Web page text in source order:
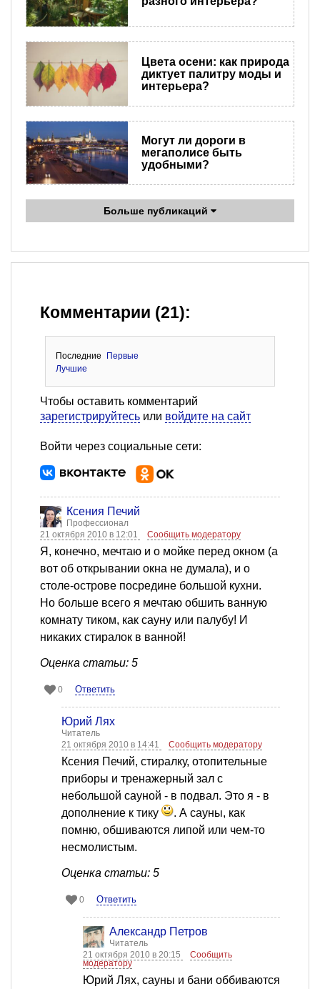
Цвета осени: как природа
диктует палитру моды и
интерьера?
Могут ли дороги в
мегаполисе быть
удобными?
Больше публикаций
Комментарии (21):
Последние
Первые
Лучшие
Чтобы оставить комментарий
зарегистрируйтесь или войдите на сайт
Войти через социальные сети:
Ксения Печий
Профессионал
21 октября 2010 в 12:01
Сообщить модератору
Я, конечно, мечтаю и о мойке перед окном (а
вот об открывании окна не думала), и о
столе-острове посредине большой кухни.
Но больше всего я мечтаю обшить ванную
комнату тиком, как сауну или палубу! И
никаких стиралок в ванной!
Оценка статьи: 5
0 Ответить
Юрий Лях
Читатель
21 октября 2010 в 14:41
Сообщить модератору
Ксения Печий, стиралку, отопительные
приборы и тренажерный зал с
небольшой сауной - в подвал. Это я - в
дополнение к тику
. А сауны, как
помню, обшиваются липой или чем-то
несмолистым.
Оценка статьи: 5
0 Ответить
Александр Петров
Читатель
21 октября 2010 в 20:15
Сообщить
модератору
Юрий Лях, сауны и бани оббиваются